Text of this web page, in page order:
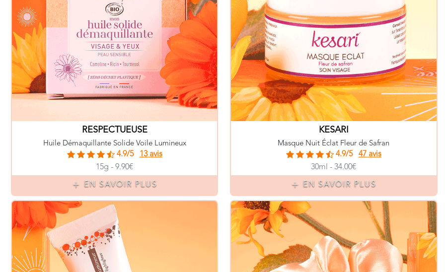
RESPECTUEUSE
Huile Démaquillante Solide Voile Lumineux
4.9/5
13 avis
15g - 9.90€
EN SAVOIR PLUS
KESARI
Masque Nuit Éclat Fleur de Safran
4.9/5
47 avis
30ml - 34.00€
EN SAVOIR PLUS